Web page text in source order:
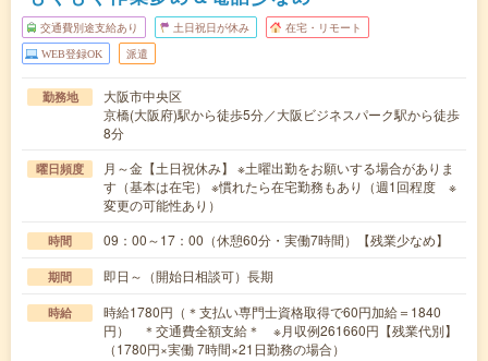
交通費別途支給あり 土日祝日が休み 在宅・リモート
WEB登録OK 派遣
勤務地
大阪市中央区
京橋(大阪府)駅から徒歩5分／大阪ビジネスパーク駅から徒歩
8分
曜日頻度
月～金【土日祝休み】 ※土曜出勤をお願いする場合がありま
す（基本は在宅） ※慣れたら在宅勤務もあり（週1回程度 ※
変更の可能性あり）
時間 09：00～17：00（休憩60分・実働7時間）【残業少なめ】
期間 即日～（開始日相談可）長期
時給
時給1780円（＊支払い専門士資格取得で60円加給＝1840
円） ＊交通費全額支給＊ ※月収例261660円【残業代別】
（1780円×実働 7時間×21日勤務の場合）